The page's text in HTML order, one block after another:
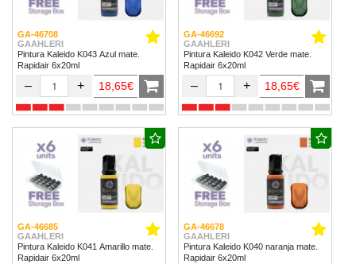
GA-46708
GAAHLERI
Pintura Kaleido K043 Azul mate.
Rapidair 6x20ml
– + 18,65€
GA-46692
GAAHLERI
Pintura Kaleido K042 Verde mate.
Rapidair 6x20ml
– + 18,65€
GA-46685
GAAHLERI
Pintura Kaleido K041 Amarillo mate.
Rapidair 6x20ml
GA-46678
GAAHLERI
Pintura Kaleido K040 naranja mate.
Rapidair 6x20ml